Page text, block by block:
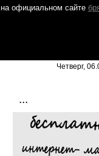
на официальном сайте
Четверг,
...